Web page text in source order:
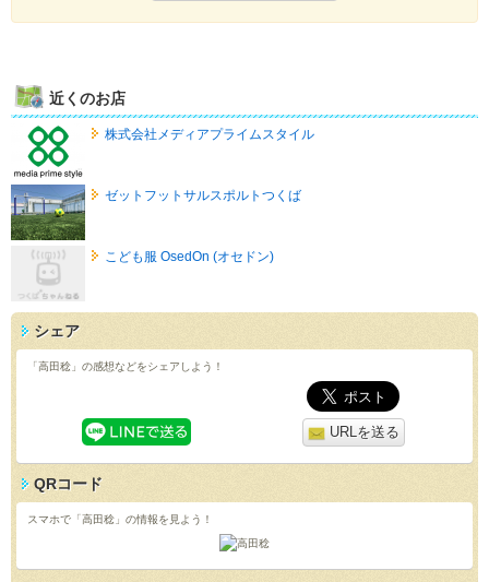
近くのお店
株式会社メディアプライムスタイル
ゼットフットサルスポルトつくば
こども服 OsedOn (オセドン)
シェア
「高田稔」の感想などをシェアしよう！
URLを送る
QRコード
スマホで「高田稔」の情報を見よう！